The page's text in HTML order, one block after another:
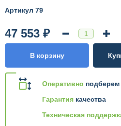
Артикул 79
Оперативно подберем
Гарантия качества
Техническая
47 553 ₽
В корзину